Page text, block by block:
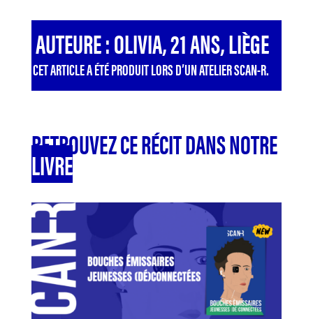
AUTEURE : OLIVIA, 21 ANS, LIÈGE
CET ARTICLE A ÉTÉ PRODUIT LORS D’UN ATELIER SCAN-R.
RETROUVEZ CE RÉCIT DANS NOTRE
LIVRE